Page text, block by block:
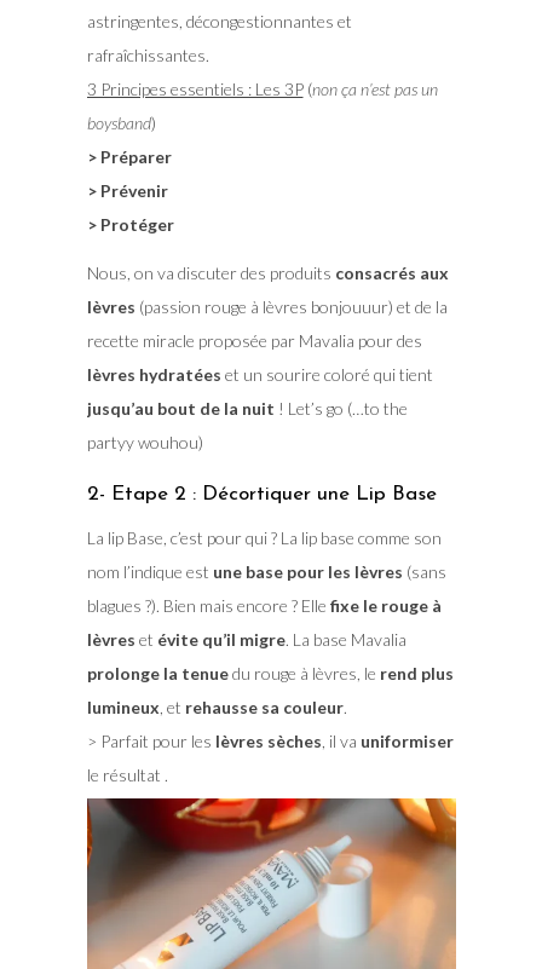
astringentes, décongestionnantes et
rafraîchissantes.
3 Principes essentiels : Les 3P(non ça n’est pas un
boysband)
> Préparer
> Prévenir
> Protéger
Nous, on va discuter des produits consacrés aux
lèvres (passion rouge à lèvres bonjouuur) et de la
recette miracle proposée par Mavalia pour des
lèvres hydratées et un sourire coloré qui tient
jusqu’au bout de la nuit ! Let’s go (…to the
partyy wouhou)
2- Etape 2 : Décortiquer une Lip Base
La lip Base, c’est pour qui ? La lip base comme son
nom l’indique est une base pour les lèvres (sans
blagues ?). Bien mais encore ? Elle fixe le rouge à
lèvres et évite qu’il migre. La base Mavalia
prolonge la tenuedu rouge à lèvres, le rend plus
lumineux, et rehausse sa couleur.
> Parfait pour les lèvres sèches, il va uniformiser
le résultat .